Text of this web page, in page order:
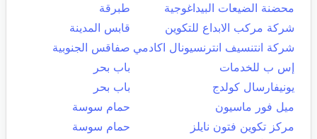
محضنة الضيعات البيداغوجية
طبرقة
شركة مركب الابداع للتكوين
قابس المدينة
شركة انتنسيف انترنسيونال اكادمي صفاقس الجنوبية
إس ب للخدمات
باب بحر
يونيفارسال كولدج
باب بحر
ميل فور ماسيون
حمام سوسة
مركز تكوين فتون نايلز
حمام سوسة